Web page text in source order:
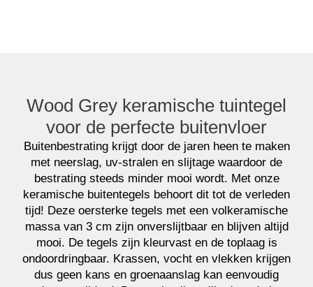
Wood Grey keramische tuintegel
voor de perfecte buitenvloer
Buitenbestrating krijgt door de jaren heen te maken
met neerslag, uv-stralen en slijtage waardoor de
bestrating steeds minder mooi wordt. Met onze
keramische buitentegels behoort dit tot de verleden
tijd! Deze oersterke tegels met een volkeramische
massa van 3 cm zijn onverslijtbaar en blijven altijd
mooi. De tegels zijn kleurvast en de toplaag is
ondoordringbaar. Krassen, vocht en vlekken krijgen
dus geen kans en groenaanslag kan eenvoudig